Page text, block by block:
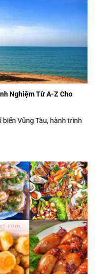
Nghiệm Từ A-Z Cho
Vũng Tàu, hành trình